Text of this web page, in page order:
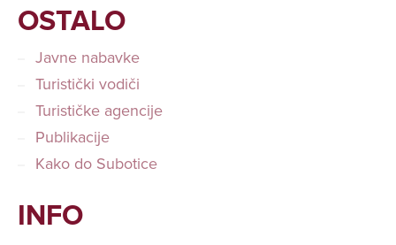
OSTALO
Javne nabavke
Turistički vodiči
Turističke agencije
Publikacije
Kako do Subotice
INFO